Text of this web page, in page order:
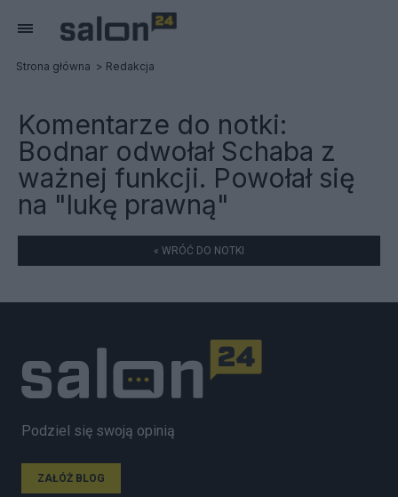
Strona główna Redakcja
Komentarze do notki:
Bodnar odwołał Schaba z
ważnej funkcji. Powołał się
na "lukę prawną"
« WRÓĆ DO NOTKI
Podziel się swoją opinią
ZAŁÓŻ BLOG